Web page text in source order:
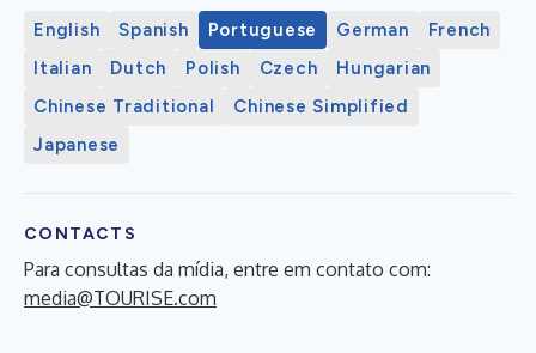
English Spanish Portuguese German
French
Italian
Dutch Polish Czech
Hungarian
Chinese Traditional
Chinese Simplified
Japanese
CONTACTS
Para consultas da mídia, entre em contato com:
media@TOURISE.com